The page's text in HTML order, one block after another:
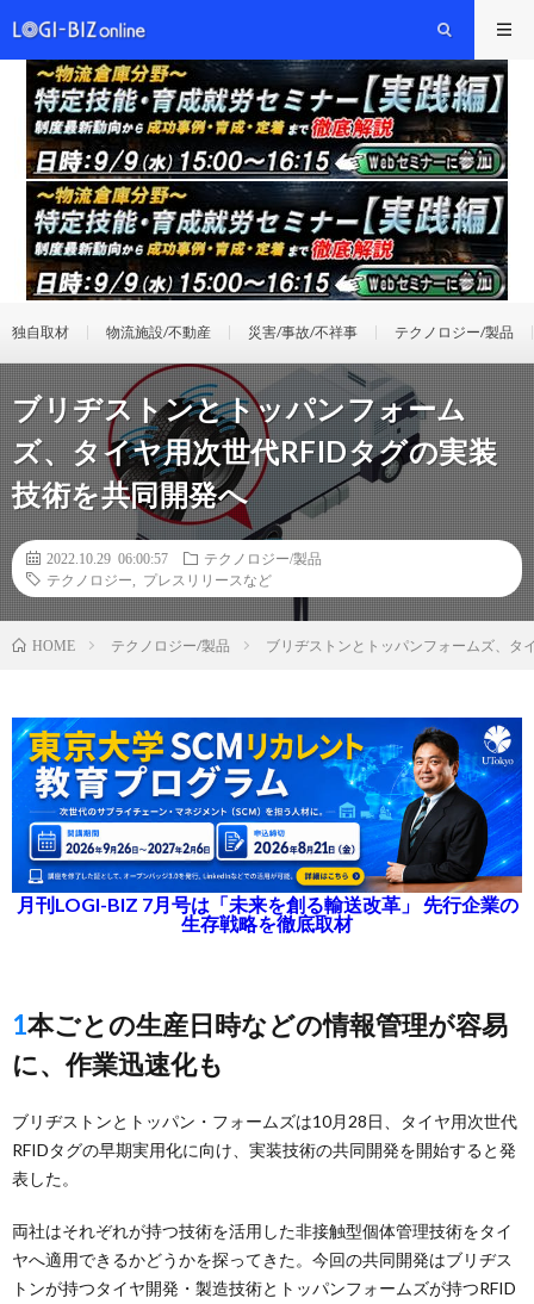
独自取材 物流施設/不動産 災害/事故/不祥事 テクノロジー/製品
ブリヂストンとトッパンフォーム
ズ、タイヤ用次世代RFIDタグの実装
技術を共同開発へ
2022.10.29 06:00:57
テクノロジー/製品
テクノロジー
プレスリリースなど
HOME テクノロジー/製品 ブリヂストンとトッパンフォームズ、タ
月刊LOGI-BIZ 7月号は「未来を創る輸送改革」 先行企業の
生存戦略を徹底取材
1本ごとの生産日時などの情報管理が容易
に、作業迅速化も
ブリヂストンとトッパン・フォームズは10月28日、タイヤ用次世代
RFIDタグの早期実用化に向け、実装技術の共同開発を開始すると発
表した。
両社はそれぞれが持つ技術を活用した非接触型個体管理技術をタイ
ヤへ適用できるかどうかを探ってきた。今回の共同開発はブリヂス
トンが持つタイヤ開発・製造技術とトッパンフォームズが持つRFID